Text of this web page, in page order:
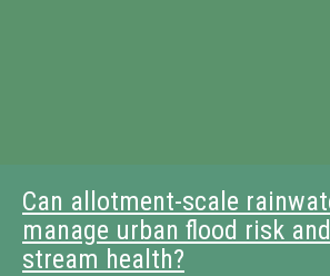
Can allotment-scale
manage urban flood risk
stream health?